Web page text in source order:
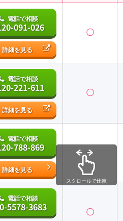
電話で相談
091-026
詳細を見る
〇
電話で相談
221-611
詳細を見る
〇
電話で相談
788-869
詳細を見る
ー
電話で相談
5578-3683 〇
スクロールで比較